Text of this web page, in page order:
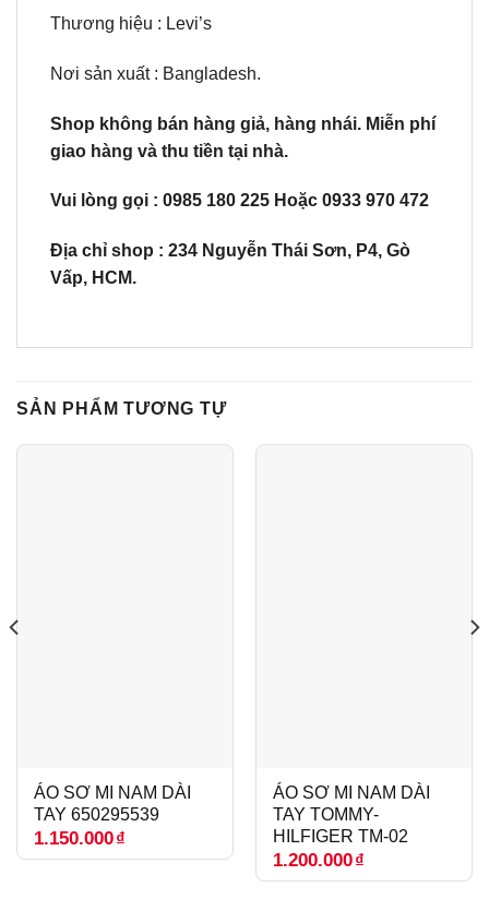
Thương hiệu : Levi’s
Nơi sản xuất : Bangladesh.
Shop không bán hàng giả, hàng nhái. Miễn phí
giao hàng và thu tiền tại nhà.
Vui lòng gọi : 0985 180 225 Hoặc 0933 970 472
Địa chỉ shop : 234 Nguyễn Thái Sơn, P4, Gò
Vấp, HCM.
SẢN PHẨM TƯƠNG TỰ
ÁO SƠ MI NAM DÀI
TAY 650295539
1.150.000₫
ÁO SƠ MI NAM DÀI
TAY TOMMY-
HILFIGER TM-02
1.200.000₫